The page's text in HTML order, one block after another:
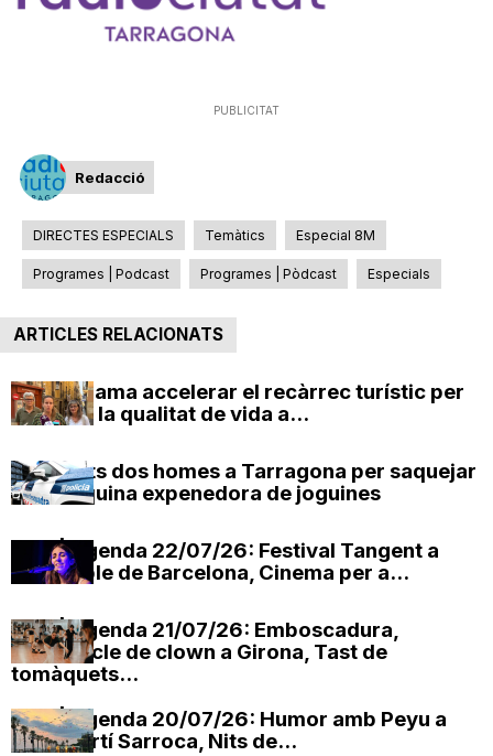
PUBLICITAT
Redacció
DIRECTES ESPECIALS Temàtics Especial 8M
Programes | Podcast Programes | Pòdcast Especials
ARTICLES RELACIONATS
ERC reclama accelerar el recàrrec turístic per
protegir la qualitat de vida a...
Detinguts dos homes a Tarragona per saquejar
una màquina expenedora de joguines
OxV | Agenda 22/07/26: Festival Tangent a
l’Eixample de Barcelona, Cinema per a...
OxV | Agenda 21/07/26: Emboscadura,
espectacle de clown a Girona, Tast de
tomàquets...
OxV | Agenda 20/07/26: Humor amb Peyu a
Sant Martí Sarroca, Nits de...